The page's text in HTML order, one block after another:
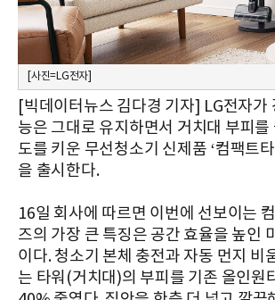
[사진=LG전자]
[빅데이터뉴스 김다경 기자] LG전자가
능은 그대로 유지하면서 거치대 부피를
도를 키운 무선청소기 신제품 ‘컴팩트
을 출시한다.
16일 회사에 따르면 이번에 선보이는
즈의 가장 큰 특징은 공간 효율을 높인
이다. 청소기 본체 충전과 자동 먼지 비
는 타워(거치대)의 부피를 기존 올인원